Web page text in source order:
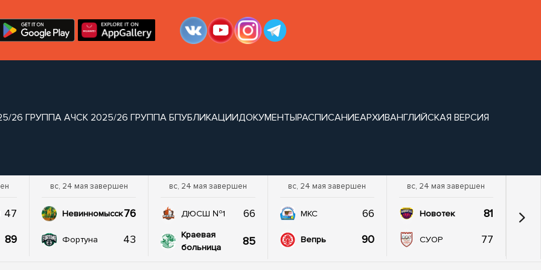
26 ГРУППА АЧСК 2025/26 ГРУППА БПУБЛИКАЦИИДОКУМЕНТЫРАСПИСАНИЕАРХИВАНГЛИЙСКАЯ ВЕРСИЯ
47
89
вс, 24 мая завершен
Невинномысск76
Фортуна 43
вс, 24 мая завершен
ДЮСШ №1 66
Краевая
больница
85
вс, 24 мая завершен
МКС 66
Вепрь 90
вс, 24 мая завершен
Новотек 81
СУОР 77